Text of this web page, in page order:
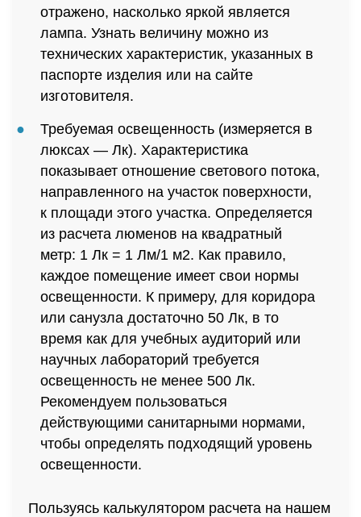
отражено, насколько яркой является
лампа. Узнать величину можно из
технических характеристик, указанных в
паспорте изделия или на сайте
изготовителя.
Требуемая освещенность (измеряется в
люксах — Лк). Характеристика
показывает отношение светового потока,
направленного на участок поверхности,
к площади этого участка. Определяется
из расчета люменов на квадратный
метр: 1 Лк = 1 Лм/1 м2. Как правило,
каждое помещение имеет свои нормы
освещенности. К примеру, для коридора
или санузла достаточно 50 Лк, в то
время как для учебных аудиторий или
научных лабораторий требуется
освещенность не менее 500 Лк.
Рекомендуем пользоваться
действующими санитарными нормами,
чтобы определять подходящий уровень
освещенности.
Пользуясь калькулятором расчета на нашем